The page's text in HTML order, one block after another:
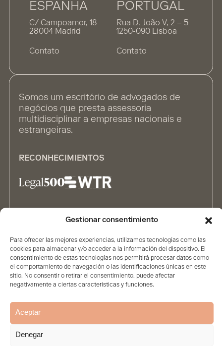
Gestionar consentimiento
Para ofrecer las mejores experiencias, utilizamos tecnologías como las
cookies para almacenar y/o acceder a la información del dispositivo. El
consentimiento de estas tecnologías nos permitirá procesar datos como
el comportamiento de navegación o las identificaciones únicas en este
sitio. No consentir o retirar el consentimiento, puede afectar
negativamente a ciertas características y funciones.
Aceptar
Denegar
ESPANHA
C/ Campoamor, 18
28004 Madrid
Contato
PORTUGAL
Rua D. João V, 2 – 5
1250-090 Lisboa
Contato
Somos um escritório de advogados de
negócios que presta assessoria
multidisciplinar a empresas nacionais e
estrangeiras.
RECONHECIMIENTOS
© 2026. Todos os direitos reservados
Aviso legal e proteção de